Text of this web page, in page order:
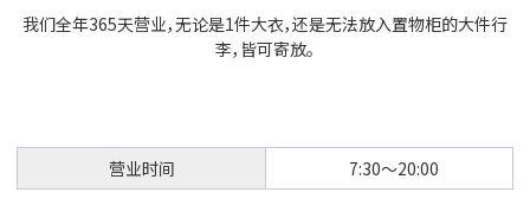
我们全年365天营业，无论是1件大衣，还是无法放入置物柜的大件行
李，皆可寄放。
营业时间 7:30〜20:00